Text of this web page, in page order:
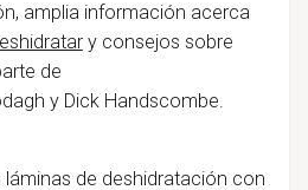
amplia información acerca
y consejos sobre
de
y Dick Handscombe.
de deshidratación con